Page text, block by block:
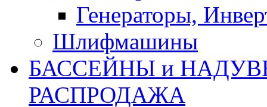
Генераторы,
Шлифмашины
БАССЕЙНЫ и
РАСПРОДАЖА